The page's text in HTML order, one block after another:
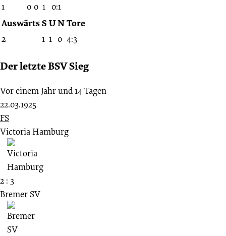
(Freundschaftsspiele)
1 0 0 1 0:1
AuswärtsS UNTore
2 1 1 0 4:3
Der letzte BSV Sieg
Vor einem Jahr und 14 Tagen
22.03.1925
FS
Victoria Hamburg
2 : 3
Bremer SV